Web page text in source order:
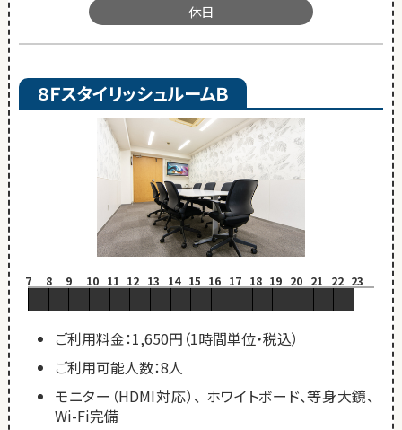
休日
８ＦスタイリッシュルームＢ
7 8 9 10 11 12 13 14 15 16 17 18 19 20 21 22 23
ご利用料金：1,650円（1時間単位・税込）
ご利用可能人数：8人
モニター（HDMI対応）、 ホワイトボード、等身大鏡、
Wi-Fi完備